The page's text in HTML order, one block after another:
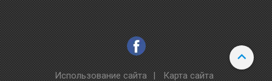
Использование сайта | Карта сайта